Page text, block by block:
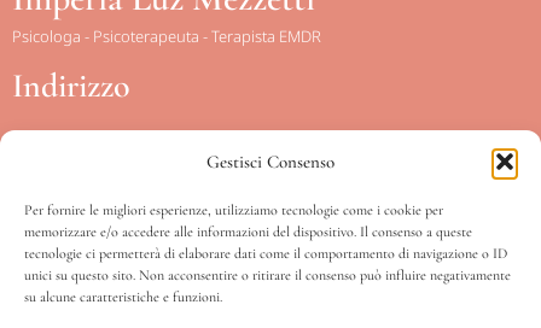
Gestisci Consenso
Per fornire le migliori esperienze, utilizziamo tecnologie come i cookie per
memorizzare e/o accedere alle informazioni del dispositivo. Il consenso a queste
tecnologie ci permetterà di elaborare dati come il comportamento di navigazione o ID
unici su questo sito. Non acconsentire o ritirare il consenso può influire negativamente
su alcune caratteristiche e funzioni.
Psicologa - Psicoterapeuta - Terapista EMDR
Indirizzo
Scala sinistra – IV piano int. 12
00141 – Roma
Orari